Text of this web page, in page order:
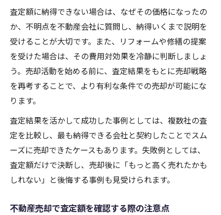
査定額に納得できない場合は、なぜその価格になったの
か、不明点を不動産会社に質問し、納得いくまで説明を
受けることが大切です。また、リフォームや修繕の提案
を受けた場合は、その費用対効果を冷静に判断しましょ
う。売却活動を始める前に、査定結果をもとに売却戦略
を再考することで、より有利な条件での売却が可能にな
ります。
査定結果を活かして成功した事例としては、複数社の査
定を比較し、最も納得できる会社と契約したことでスム
ーズに売却できたケースもあります。失敗例としては、
査定額だけで決断し、売却後に「もっと高く売れたかも
しれない」と後悔する事例も見受けられます。
不動産売却で査定額を確認する際の注意点